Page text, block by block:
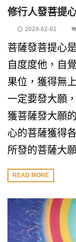
修行人發菩提
2024-02-01
菩薩發菩提心
自度度他，自
果位，獲得無
一定要發大願
獲菩薩發大願
心的菩薩獲得
所發的菩薩大
READ MORE